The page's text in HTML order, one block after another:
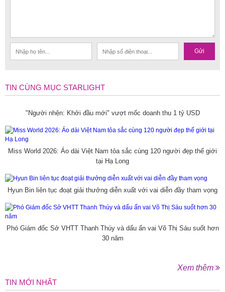
Gửi
TIN CÙNG MỤC STARLIGHT
"Người nhện: Khởi đầu mới" vượt mốc doanh thu 1 tỷ USD
Miss World 2026: Áo dài Việt Nam tỏa sắc cùng 120 người đẹp thế giới
tại Hạ Long
Hyun Bin liên tục đoạt giải thưởng diễn xuất với vai diễn đầy tham vọng
Phó Giám đốc Sở VHTT Thanh Thúy và dấu ấn vai Võ Thị Sáu suốt hơn
30 năm
Xem thêm
TIN MỚI NHẤT